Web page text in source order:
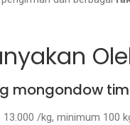
mongondow
/kg, minimum 100